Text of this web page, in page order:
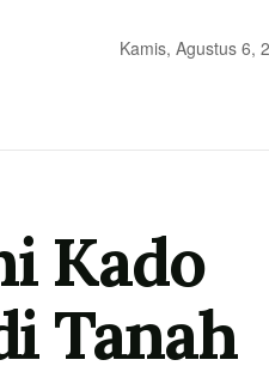
Kamis, Agustus 6,
Kado
Tanah